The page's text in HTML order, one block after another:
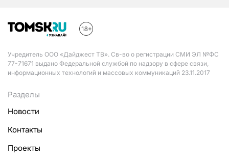
Учредитель ООО «Дайджест ТВ». Св-во о регистрации СМИ ЭЛ №ФС
77-71671 выдано Федеральной службой по надзору в сфере связи,
информационных технологий и массовых коммуникаций 23.11.2017
Разделы
Новости
Контакты
Проекты